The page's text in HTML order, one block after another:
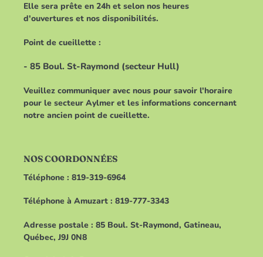
Elle sera prête en 24h et selon nos heures
d'ouvertures et nos disponibilités.
Point de cueillette :
- 85 Boul. St-Raymond (secteur Hull)
Veuillez communiquer avec nous pour savoir l'horaire
pour le secteur Aylmer et les informations concernant
notre ancien point de cueillette.
NOS COORDONNÉES
Téléphone : 819-319-6964
Téléphone à Amuzart : 819-777-3343
Adresse postale : 85 Boul. St-Raymond, Gatineau,
Québec, J9J 0N8